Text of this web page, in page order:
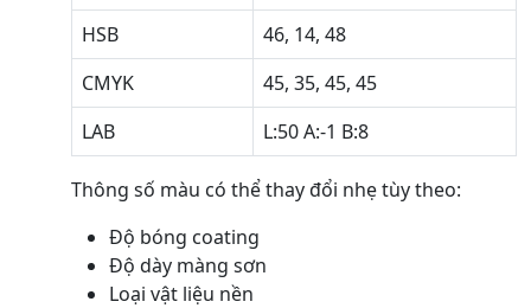
HSB
46, 14, 48
CMYK
45, 35, 45, 45
LAB
L:50 A:-1 B:8
Thông số màu có thể thay đổi nhẹ tùy theo:
Độ bóng coating
Độ dày màng sơn
Loại vật liệu nền